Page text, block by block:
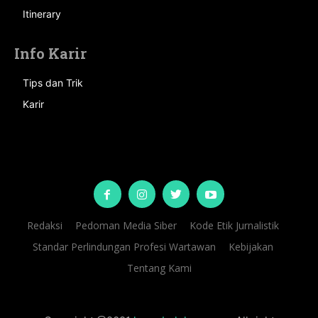
Itinerary
Info Karir
Tips dan Trik
Karir
Redaksi Pedoman Media Siber
Kode Etik Jurnalistik
Standar Perlindungan Profesi Wartawan
Kebijakan
Tentang Kami